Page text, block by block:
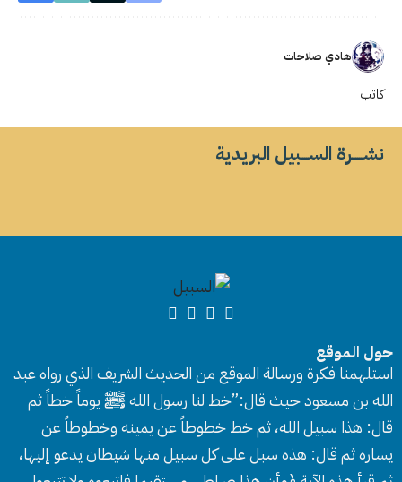
هادي صلاحات
كاتب
نشــــــرة الســــبيل البريدية
حول الموقع
استلهمنا فكرة ورسالة الموقع من الحديث الشريف الذي رواه عبد
الله بن مسعود حيث قال:”خط لنا رسول الله ﷺ يوماً خطاً ثم
قال: هذا سبيل الله، ثم خط خطوطاً عن يمينه وخطوطاً عن
يساره ثم قال: هذه سبل على كل سبيل منها شيطان يدعو إليها،